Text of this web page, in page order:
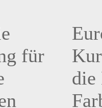
für
die